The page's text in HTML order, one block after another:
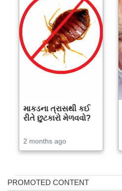
માકડના ત્રાસથી કઈ
રીતે છુટકારો મેળવવો?
2 months ago